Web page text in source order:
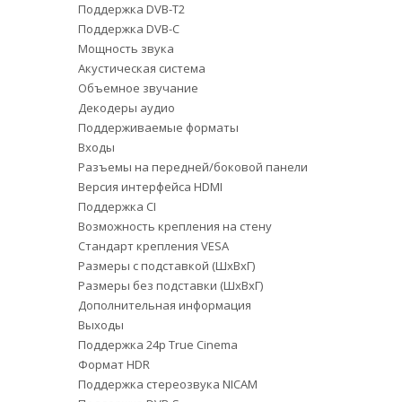
Поддержка DVB-T2
Поддержка DVB-C
Мощность звука
Акустическая система
Объемное звучание
Декодеры аудио
Поддерживаемые форматы
Входы
Разъемы на передней/боковой панели
Версия интерфейса HDMI
Поддержка CI
Возможность крепления на стену
Стандарт крепления VESA
Размеры с подставкой (ШxВxГ)
Размеры без подставки (ШxВxГ)
Дополнительная информация
Выходы
Поддержка 24p True Cinema
Формат HDR
Поддержка стереозвука NICAM